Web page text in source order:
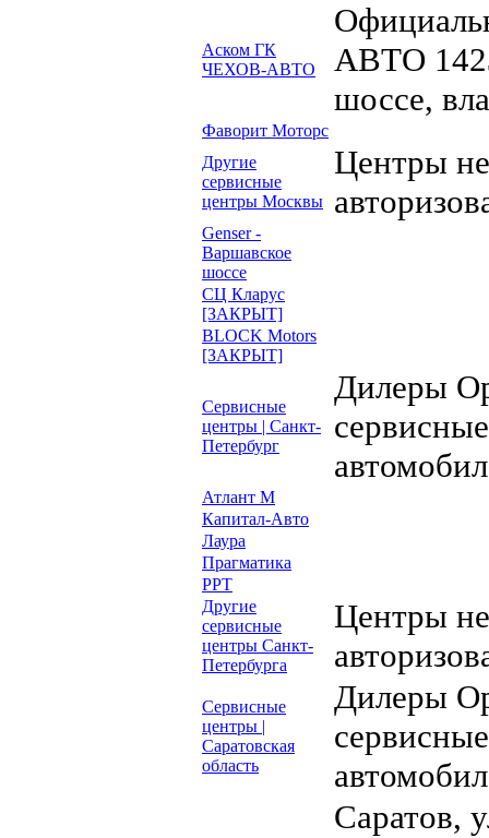
Аском ГК
ЧЕХОВ-АВТО
АВТО
шоссе,
Фаворит Моторс
Другие
сервисные
центры Москвы
Центры
Genser -
Варшавское
шоссе
СЦ Кларус
[ЗАКРЫТ]
BLOCK Motors
[ЗАКРЫТ]
Сервисные
центры | Санкт-
Петербург
Дилеры
Атлант М
Капитал-Авто
Лаура
Прагматика
РРТ
Другие
сервисные
центры Санкт-
Петербурга
Центры
Сервисные
центры |
Саратовская
область
Дилеры
Саратов,